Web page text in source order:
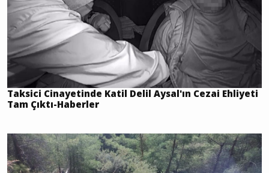
Taksici Cinayetinde Katil Delil Aysal'ın Cezai Ehliyeti
Tam Çıktı-Haberler